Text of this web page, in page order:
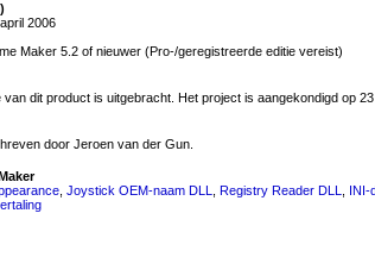
2006
Maker 5.2 of nieuwer (Pro-/geregistreerde editie vereist)
dit product is uitgebracht. Het project is aangekondigd op 23
door Jeroen van der Gun.
Joystick OEM-naam DLL Registry Reader DLL INI-